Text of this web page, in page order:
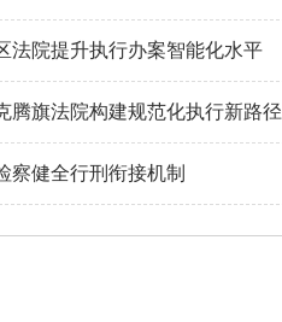
法院提升执行办案智能化水平
腾旗法院构建规范化执行新路径
察健全行刑衔接机制